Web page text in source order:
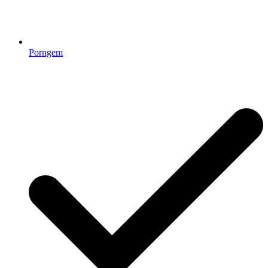
Porngem